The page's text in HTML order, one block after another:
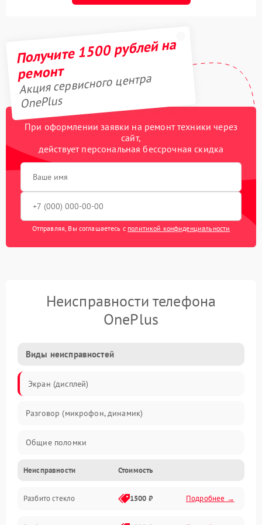
Получите 1500 рублей на
ремонт
Акция сервисного центра
OnePlus
При оформлении заявки на ремонт техники через
сайт,
действует персональная бессрочная скидка
Отправляя, Вы соглашаетесь с политикой конфиденциальности
Неисправности телефона
OnePlus
Виды неисправностей
Экран (дисплей)
Разговор (микрофон, динамик)
Общие поломки
Проблемы связи
Камеры
Неисправности Стоимость
Разбито стекло 1500 ₽ Подробнее →